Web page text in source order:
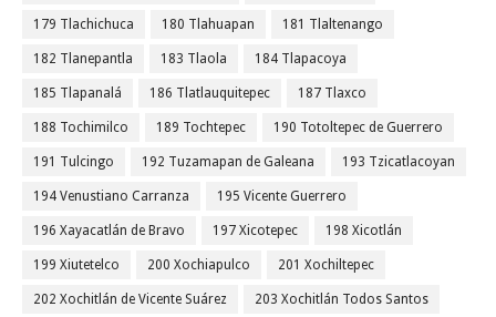
179 Tlachichuca 180 Tlahuapan 181 Tlaltenango
182 Tlanepantla 183 Tlaola 184 Tlapacoya
185 Tlapanalá 186 Tlatlauquitepec 187 Tlaxco
188 Tochimilco 189 Tochtepec 190 Totoltepec de Guerrero
191 Tulcingo 192 Tuzamapan de Galeana 193 Tzicatlacoyan
194 Venustiano Carranza 195 Vicente Guerrero
196 Xayacatlán de Bravo 197 Xicotepec 198 Xicotlán
199 Xiutetelco 200 Xochiapulco 201 Xochiltepec
202 Xochitlán de Vicente Suárez 203 Xochitlán Todos Santos